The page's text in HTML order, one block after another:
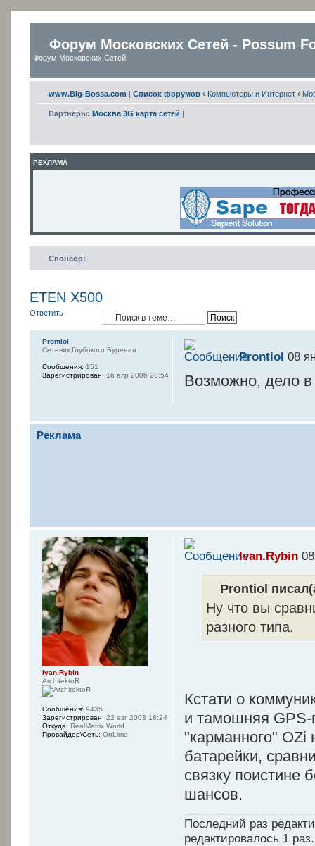
Форум Московских Сетей - Possum
Форум Московских Сетей
www.Big-Bossa.com | Список форумов ‹ Компьютеры и Интернет ‹
Партнёры: Москва 3G карта сетей |
РЕКЛАМА
Спонсор:
ETEN X500
Ответить
Prontiol 08
Возможно, дело
Prontiol
Сетевик Глубокого Бурения
Сообщения: 151
Зарегистрирован: 16 апр 2006 20:54
Реклама
Ivan.Rybin
Prontiol
Ну что вы
разного типа.
Кстати о
и тамошняя
"карманного" OZi
батарейки,
связку поистине
шансов.
Последний раз
редактировалось 1 раз.
Ivan.Rybin
ArchitektoR
Сообщения: 9435
Зарегистрирован: 22 авг 2003 18:24
Откуда: RealMatrix World
Провайдер\Сеть: OnLime